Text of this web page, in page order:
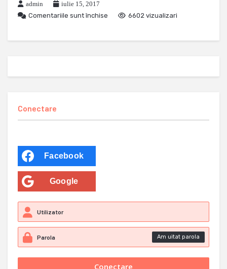
admin
iulie 15, 2017
Comentariile sunt închise
6602 vizualizari
Conectare
Facebook
Google
Am uitat parola